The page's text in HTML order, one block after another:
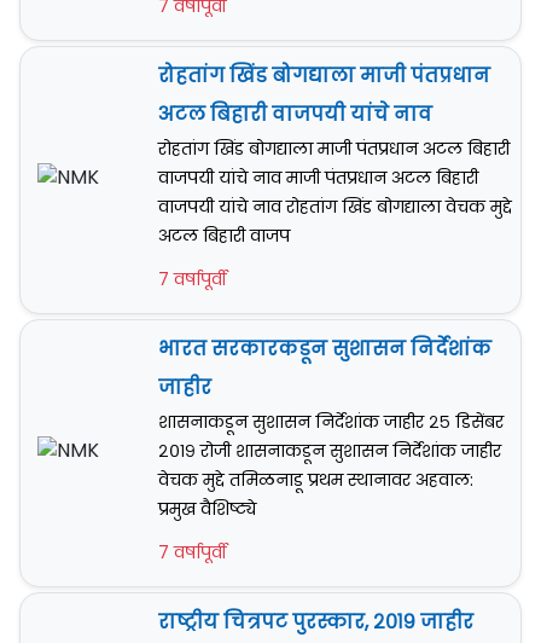
7 वर्षापूर्वी
रोहतांग खिंड बोगद्याला माजी पंतप्रधान
अटल बिहारी वाजपयी यांचे नाव
रोहतांग खिंड बोगद्याला माजी पंतप्रधान अटल बिहारी
वाजपयी यांचे नाव माजी पंतप्रधान अटल बिहारी
वाजपयी यांचे नाव रोहतांग खिंड बोगद्याला वेचक मुद्दे
अटल बिहारी वाजप
7 वर्षापूर्वी
भारत सरकारकडून सुशासन निर्देशांक
जाहीर
शासनाकडून सुशासन निर्देशांक जाहीर २५ डिसेंबर
२०१९ रोजी शासनाकडून सुशासन निर्देशांक जाहीर
वेचक मुद्दे तमिळनाडू प्रथम स्थानावर अहवाल:
प्रमुख वैशिष्ट्ये
7 वर्षापूर्वी
राष्ट्रीय चित्रपट पुरस्कार, २०१९ जाहीर